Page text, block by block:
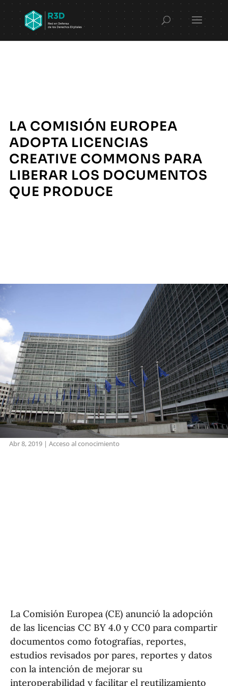
LA COMISIÓN EUROPEA
ADOPTA LICENCIAS
CREATIVE COMMONS PARA
LIBERAR LOS DOCUMENTOS
QUE PRODUCE
Abr 8, 2019| Acceso al conocimiento
La Comisión Europea (CE) anunció la adopción
de las licencias CC BY 4.0 y CC0 para compartir
documentos como fotografías, reportes,
estudios revisados por pares, reportes y datos
con la intención de mejorar su
interoperabilidad y facilitar el reutilizamiento